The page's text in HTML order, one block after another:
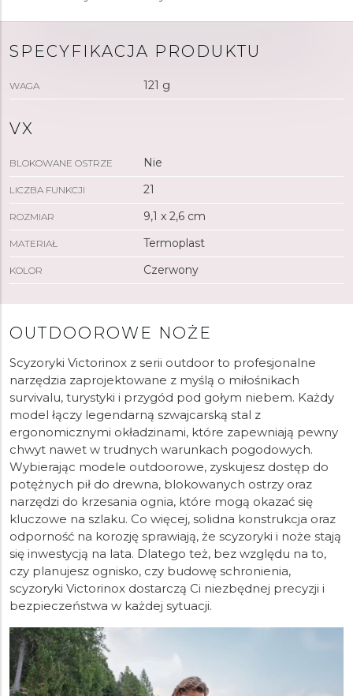
SPECYFIKACJA PRODUKTU
WAGA 121 g
VX
BLOKOWANE OSTRZE Nie
LICZBA FUNKCJI 21
ROZMIAR 9,1 x 2,6 cm
MATERIAŁ Termoplast
KOLOR Czerwony
OUTDOOROWE NOŻE
Scyzoryki Victorinox z serii outdoor to profesjonalne
narzędzia zaprojektowane z myślą o miłośnikach
survivalu, turystyki i przygód pod gołym niebem. Każdy
model łączy legendarną szwajcarską stal z
ergonomicznymi okładzinami, które zapewniają pewny
chwyt nawet w trudnych warunkach pogodowych.
Wybierając modele outdoorowe, zyskujesz dostęp do
potężnych pił do drewna, blokowanych ostrzy oraz
narzędzi do krzesania ognia, które mogą okazać się
kluczowe na szlaku. Co więcej, solidna konstrukcja oraz
odporność na korozję sprawiają, że scyzoryki i noże stają
się inwestycją na lata. Dlatego też, bez względu na to,
czy planujesz ognisko, czy budowę schronienia,
scyzoryki Victorinox dostarczą Ci niezbędnej precyzji i
bezpieczeństwa w każdej sytuacji.